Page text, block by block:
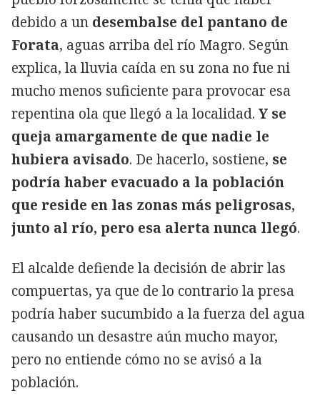
debido a un desembalse del pantano de
Forata, aguas arriba del río Magro. Según
explica, la lluvia caída en su zona no fue ni
mucho menos suficiente para provocar esa
repentina ola que llegó a la localidad. Y se
queja amargamente de que nadie le
hubiera avisado. De hacerlo, sostiene, se
podría haber evacuado a la población
que reside en las zonas más peligrosas,
junto al río, pero esa alerta nunca llegó.
El alcalde defiende la decisión de abrir las
compuertas, ya que de lo contrario la presa
podría haber sucumbido a la fuerza del agua
causando un desastre aún mucho mayor,
pero no entiende cómo no se avisó a la
población.